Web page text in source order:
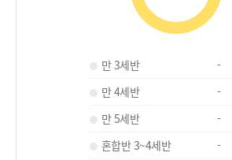
만 3세반 -
만 4세반
-
만 5세반
-
혼합반 3~4세반
-